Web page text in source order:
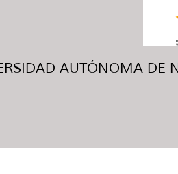
AUTÓNOMA DE